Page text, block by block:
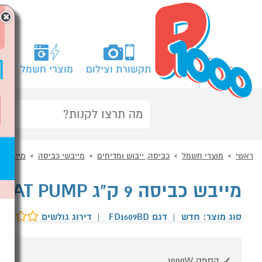
תקשורת וצילום מוצרי חשמל
ראשי מוצרי חשמל כביסה, ייבוש ומדיחים מייבשי כביסה מייבש
מייבש כביסה 9 ק"ג HEAT PUMP דגם LG FD1609BD לבן
סוג מוצר: חדש | דגם FD1609BD | דירוג גולשים
×